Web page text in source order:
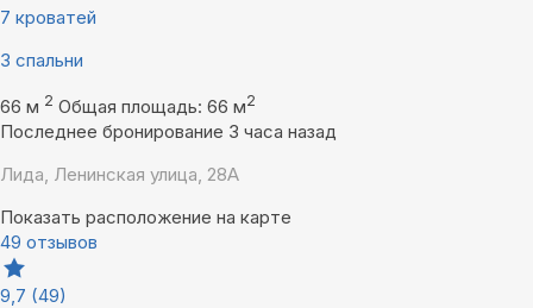
7 кроватей
3 спальни
66 м 2 Общая площадь: 66 м2
Последнее бронирование 3 часа назад
Лида, Ленинская улица, 28А
Показать расположение на карте
49 отзывов
9,7 (49)